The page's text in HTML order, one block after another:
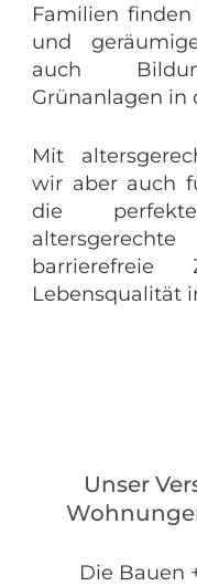
Familien
und
auch
Grünanlagen in
Mit
wir aber auch
die
Lebensqualität
Unser
Die Bauen